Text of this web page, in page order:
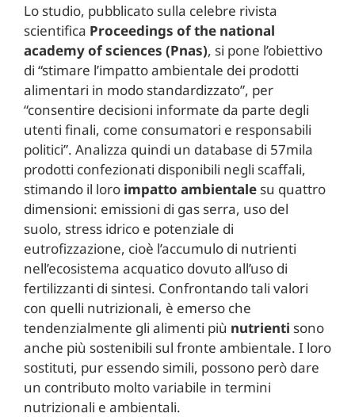
Lo studio, pubblicato sulla celebre rivista
scientifica Proceedings of the national
academy of sciences (Pnas), si pone l’obiettivo
di “stimare l’impatto ambientale dei prodotti
alimentari in modo standardizzato”, per
“consentire decisioni informate da parte degli
utenti finali, come consumatori e responsabili
politici”. Analizza quindi un database di 57mila
prodotti confezionati disponibili negli scaffali,
stimando il loro impatto ambientalesu quattro
dimensioni: emissioni di gas serra, uso del
suolo, stress idrico e potenziale di
eutrofizzazione, cioè l’accumulo di nutrienti
nell’ecosistema acquatico dovuto all’uso di
fertilizzanti di sintesi. Confrontando tali valori
con quelli nutrizionali, è emerso che
tendenzialmente gli alimenti più nutrienti sono
anche più sostenibili sul fronte ambientale. I loro
sostituti, pur essendo simili, possono però dare
un contributo molto variabile in termini
nutrizionali e ambientali.